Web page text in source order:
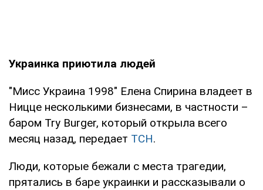
Украинка приютила людей
"Мисс Украина 1998" Елена Спирина владеет в
Ницце несколькими бизнесами, в частности –
баром Try Burger, который открыла всего
месяц назад, передает ТСН.
Люди, которые бежали с места трагедии,
прятались в баре украинки и рассказывали о